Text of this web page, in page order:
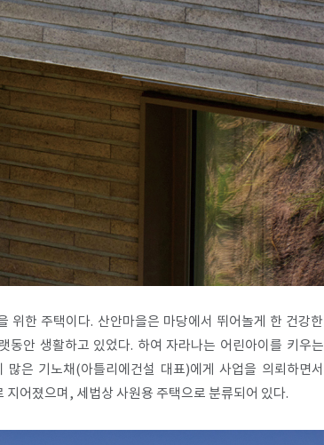
위한 주택이다. 산안마을은 마당에서 뛰어놀게 한 건강한
동안 생활하고 있었다. 하여 자라나는 어린아이를 키우는
은 기노채(아틀리에건설 대표)에게 사업을 의뢰하면서
어졌으며, 세법상 사원용 주택으로 분류되어 있다.